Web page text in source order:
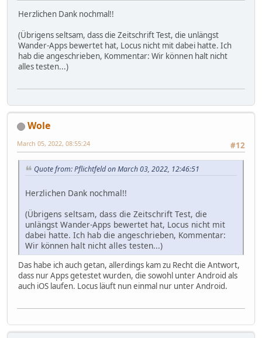
Herzlichen Dank nochmal!!
(Übrigens seltsam, dass die Zeitschrift Test, die unlängst
Wander-Apps bewertet hat, Locus nicht mit dabei hatte. Ich
hab die angeschrieben, Kommentar: Wir können halt nicht
alles testen...)
Wole
#12
March 05, 2022, 08:55:24
Quote from: Pflichtfeld on March 03, 2022, 12:46:51
Herzlichen Dank nochmal!!
(Übrigens seltsam, dass die Zeitschrift Test, die
unlängst Wander-Apps bewertet hat, Locus nicht mit
dabei hatte. Ich hab die angeschrieben, Kommentar:
Wir können halt nicht alles testen...)
Das habe ich auch getan, allerdings kam zu Recht die Antwort,
dass nur Apps getestet wurden, die sowohl unter Android als
auch iOS laufen. Locus läuft nun einmal nur unter Android.